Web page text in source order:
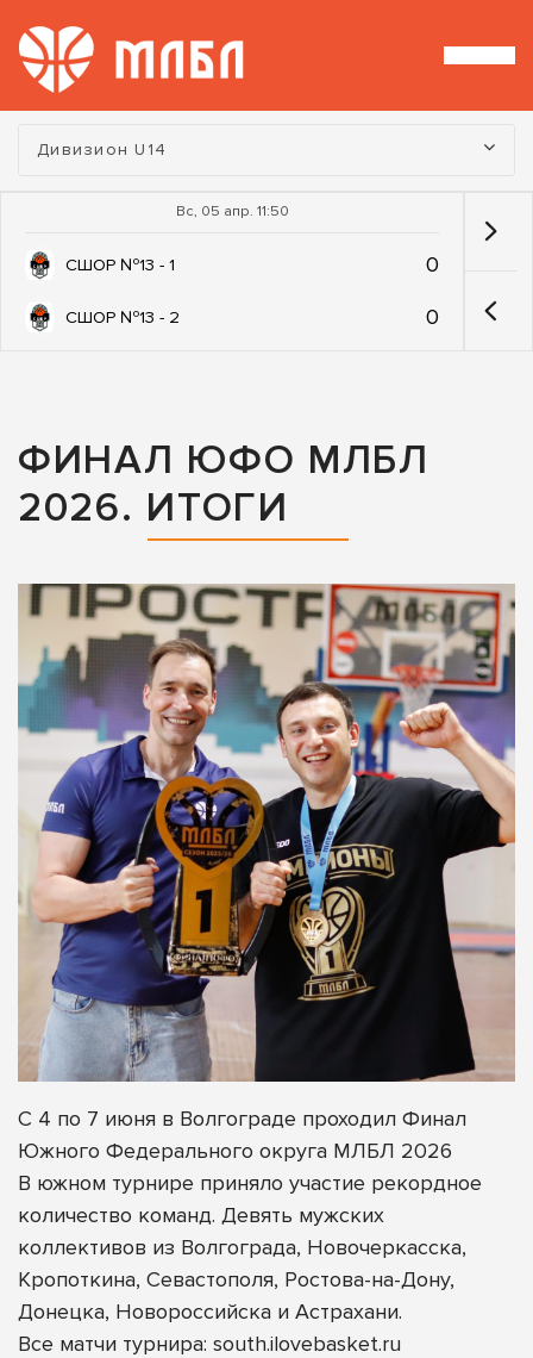
Турнир:
Дивизион U14
Вс, 05 апр. 11:50
СШОР №13 - 1 0
СШОР №13 - 2 0
ФИНАЛ ЮФО МЛБЛ
2026. ИТОГИ
С 4 по 7 июня в Волгограде проходил Финал
Южного Федерального округа МЛБЛ 2026
В южном турнире приняло участие рекордное
количество команд. Девять мужских
коллективов из Волгограда, Новочеркасска,
Кропоткина, Севастополя, Ростова-на-Дону,
Донецка, Новороссийска и Астрахани.
Все матчи турнира: south.ilovebasket.ru